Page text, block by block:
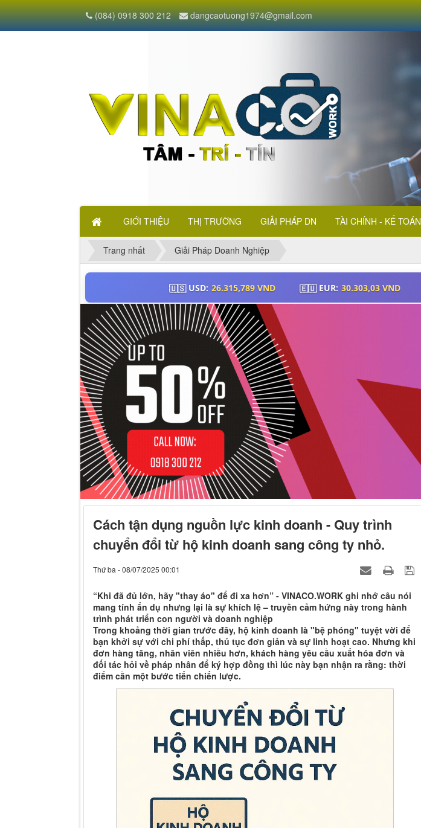
GIỚI THIỆU THỊ TRƯỜNG GIẢI PHÁP DN TÀI CHÍNH - KẾ TOÁN
(084) 0918 300 212 dangcaotuong1974@gmail.com
Trang nhất Giải Pháp Doanh Nghiệp
Cách tận dụng nguồn lực kinh doanh - Quy trình
chuyển đổi từ hộ kinh doanh sang công ty nhỏ.
Thứ ba - 08/07/2025 00:01
“Khi đã đủ lớn, hãy "thay áo" để đi xa hơn” - VINACO.WORK ghi nhớ câu nói
mang tính ẩn dụ nhưng lại là sự khích lệ – truyền cảm hứng này trong hành
trình phát triển con người và doanh nghiệp
Trong khoảng thời gian trước đây, hộ kinh doanh là "bệ phóng" tuyệt vời để
bạn khởi sự với chi phí thấp, thủ tục đơn giản và sự linh hoạt cao. Nhưng khi
đơn hàng tăng, nhân viên nhiều hơn, khách hàng yêu cầu xuất hóa đơn và
đối tác hỏi về pháp nhân để ký hợp đồng thì lúc này bạn nhận ra rằng: thời
điểm cần một bước tiến chiến lược.